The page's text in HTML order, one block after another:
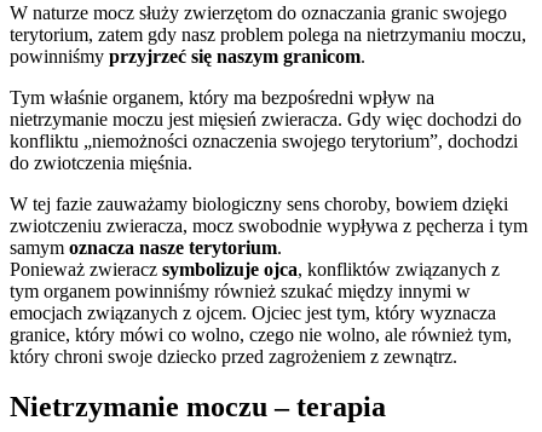
W naturze mocz służy zwierzętom do oznaczania granic swojego
terytorium, zatem gdy nasz problem polega na nietrzymaniu moczu,
powinniśmy przyjrzeć się naszym granicom.
Tym właśnie organem, który ma bezpośredni wpływ na
nietrzymanie moczu jest mięsień zwieracza. Gdy więc dochodzi do
konfliktu „niemożności oznaczenia swojego terytorium”, dochodzi
do zwiotczenia mięśnia.
W tej fazie zauważamy biologiczny sens choroby, bowiem dzięki
zwiotczeniu zwieracza, mocz swobodnie wypływa z pęcherza i tym
samym oznacza nasze terytorium.
Ponieważ zwieracz symbolizuje ojca, konfliktów związanych z
tym organem powinniśmy również szukać między innymi w
emocjach związanych z ojcem. Ojciec jest tym, który wyznacza
granice, który mówi co wolno, czego nie wolno, ale również tym,
który chroni swoje dziecko przed zagrożeniem z zewnątrz.
Nietrzymanie moczu – terapia